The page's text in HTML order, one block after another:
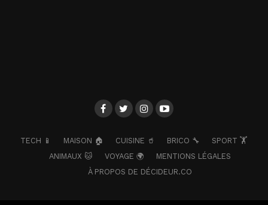
TECH 📱 MAISON 🏠 CUISINE 🥤 BRICO 🔧
SPORT 🏋️
ANIMAUX 🐱
VOYAGE 🌍
MENTIONS LÉGALES
À PROPOS DE DÉCIDEUR.CO